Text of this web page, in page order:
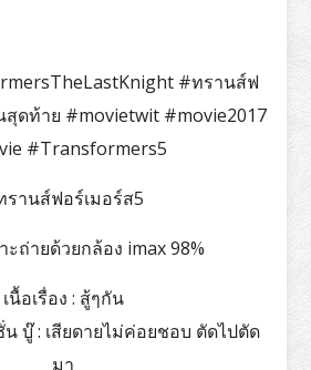
#ทรานส์ฟ
สุดท้าย #movietwit #movie2017
#Transformers5
รานส์ฟอร์เมอร์ส5
ะถ่ายด้วยกล้อง imax 98%
เนื้อเรื่อง : สู้ๆกัน
บู๊ : เสียดายไม่ค่อยชอบ ตัดไปตัด
มา